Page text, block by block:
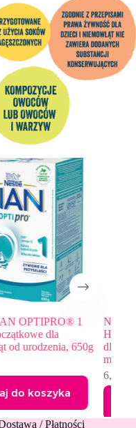
Nestlé NAN OPTIPRO
HMO Mleko następne w
dla niemowląt powyżej 6.
6,50zł
Dodaj do koszyka